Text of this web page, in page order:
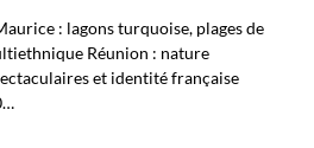
: lagons turquoise, plages de
Réunion : nature
et identité française